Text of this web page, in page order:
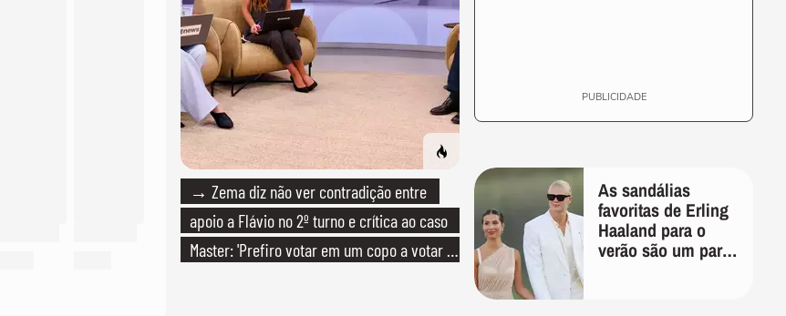
→ Zema diz não ver contradição entre
apoio a Flávio no 2º turno e crítica ao caso
Master: 'Prefiro votar em um copo a votar no
PUBLICIDADE
As sandálias
favoritas de Erling
Haaland para o
verão são um par